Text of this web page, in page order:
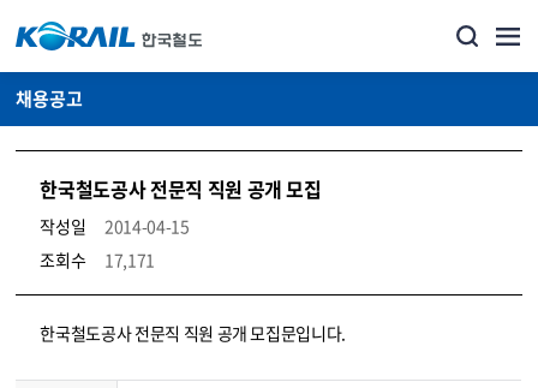
채용공고
한국철도공사 전문직 직원 공개 모집
작성일
2014-04-15
조회수
17,171
코레일소개_경영공시_채용공고 상세보기 – 내용, 파일, 담당자 연락처로 구성
한국철도공사 전문직 직원 공개 모집문입니다.